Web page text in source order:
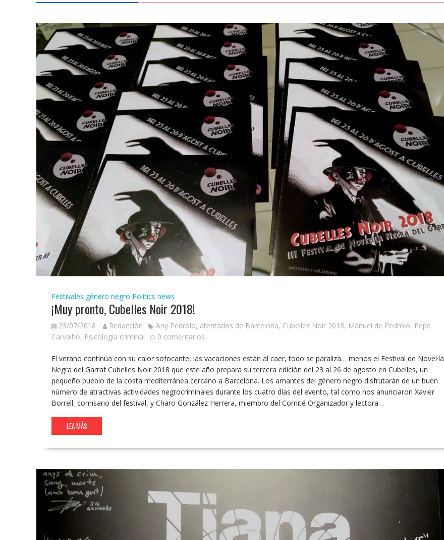
Festivales género negro Politics news
¡Muy pronto, Cubelles Noir 2018!
23/07/2018 Redacción Any Pedrolo, atentados de Barcelona, Cubelles Noir 2018, Manuel de Pedrolo, Pepe
Carvalho, Psicología criminal 0 comentarios
El verano continúa con su calor sofocante, las vacaciones están al caer, todo se paraliza… menos el Festival de Novel·la
Negra del Garraf Cubelles Noir 2018 que este año prepara su tercera edición del 23 al 26 de agosto en Cubelles, un
pequeño pueblo de la costa mediterránea cercano a Barcelona. Los amantes del género negro disfrutarán de un buen
número de atractivas actividades negrocriminales durante los cuatro días del evento, tal como nos anunciaron Xavier
Borrell, comisario del festival, y Charo González Herrera, miembro del Comité Organizador y lectora…
LEA MÁS